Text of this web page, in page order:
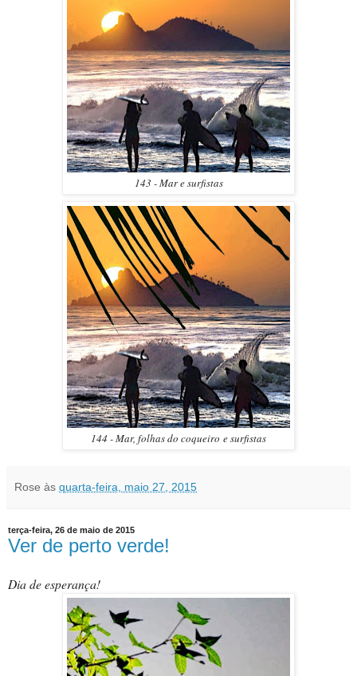
143 - Mar e surfistas
144 - Mar, folhas do coqueiro e surfistas
Rose às quarta-feira, maio 27, 2015
terça-feira, 26 de maio de 2015
Ver de perto verde!
Dia de esperança!